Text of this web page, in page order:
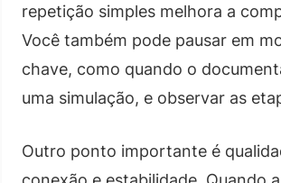
repetição simples melhora a
Você também pode pausar em
chave, como quando o
uma simulação, e observar as
Outro ponto importante é